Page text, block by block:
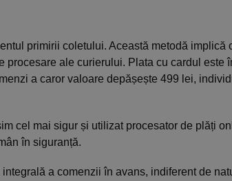
primirii coletului. Această metodă implică
procesare ale curierului. Plata cu cardul este
a caror valoare depășește 499 lei,
cel mai sigur și utilizat procesator de plăți
în siguranță.
a comenzii în avans, indiferent de